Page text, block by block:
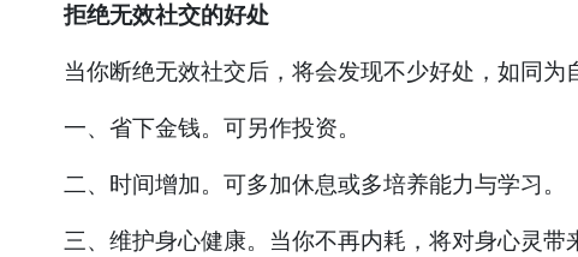
拒绝无效社交的好处
当你断绝无效社交后，将会发现不少好处，如同为
一、省下金钱。可另作投资。
二、时间增加。可多加休息或多培养能力与学习。
三、维护身心健康。当你不再内耗，将对身心灵带